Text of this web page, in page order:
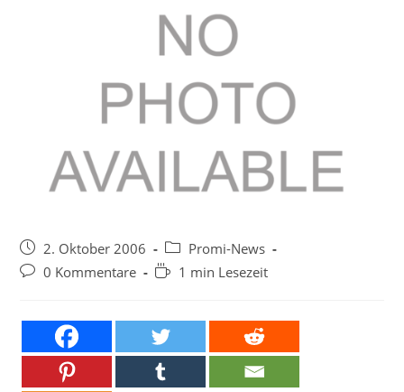
Beitrag
veröffentlicht:
2. Oktober 2006
Beitrags-
Kategorie:
Promi-News
Beitrags-
0 Kommentare Lesedauer:
1 min Lesezeit